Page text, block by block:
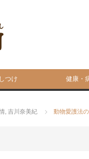
しつけ 健康・
, 吉川奈美紀 動物愛護法